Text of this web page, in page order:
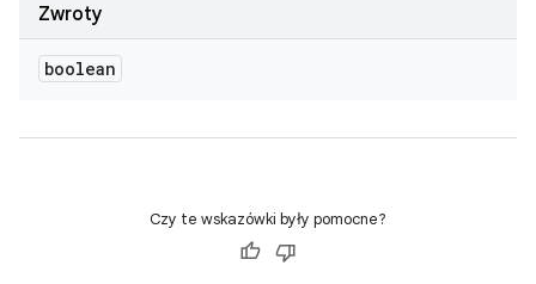
Zwroty
boolean
Czy te wskazówki były pomocne?